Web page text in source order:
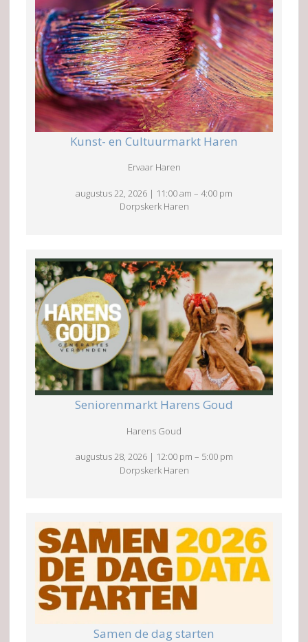
Kunst- en Cultuurmarkt Haren
Ervaar Haren
augustus 22, 2026 | 11:00 am – 4:00 pm
Dorpskerk Haren
Seniorenmarkt Harens Goud
Harens Goud
augustus 28, 2026 | 12:00 pm – 5:00 pm
Dorpskerk Haren
Samen de dag starten